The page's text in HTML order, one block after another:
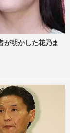
が明かした花乃ま